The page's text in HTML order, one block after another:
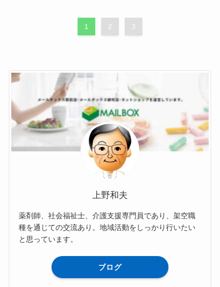
1 2 3
上野和夫
薬剤師、社会福祉士、介護支援専門員であり、架空職
種を通じての交流あり。地域活動をしっかり行いたい
と思っています。
ブログ